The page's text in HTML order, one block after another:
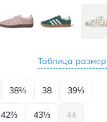
+258
Таблица
38⅔ 38 39⅓
42⅔ 43⅓ 44